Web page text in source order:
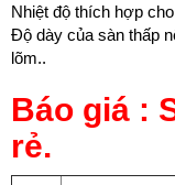
Nhiệt độ thích hợp
Độ dày của sàn thấp
lõm..
Báo giá :
rẻ.